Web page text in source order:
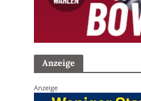
Anzeige
Anzeige